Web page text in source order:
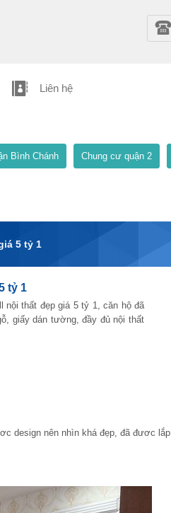
Liên hệ
Bình Chánh Chung cư quận 2
5 tỷ 1
tỷ 1
nội thất đẹp giá 5 tỷ 1, căn hộ đã
giấy dán tường, đầy đủ nội thất
design nên nhìn khá đẹp, đã đươc lắp